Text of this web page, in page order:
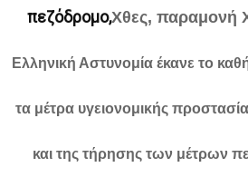
πεζόδρομο,Χθες, παραμονή
Ελληνική Αστυνομία έκανε το
τα μέτρα υγειονομικής
και της τήρησης των μέτρων